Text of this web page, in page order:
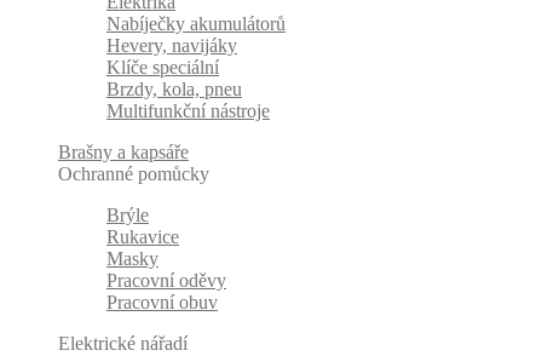
Nabíječky akumulátorů
Hevery, navijáky
Klíče speciální
Brzdy, kola, pneu
Multifunkční nástroje
Brašny a kapsáře
Ochranné pomůcky
Brýle
Rukavice
Masky
Pracovní oděvy
Pracovní obuv
Elektrické nářadí